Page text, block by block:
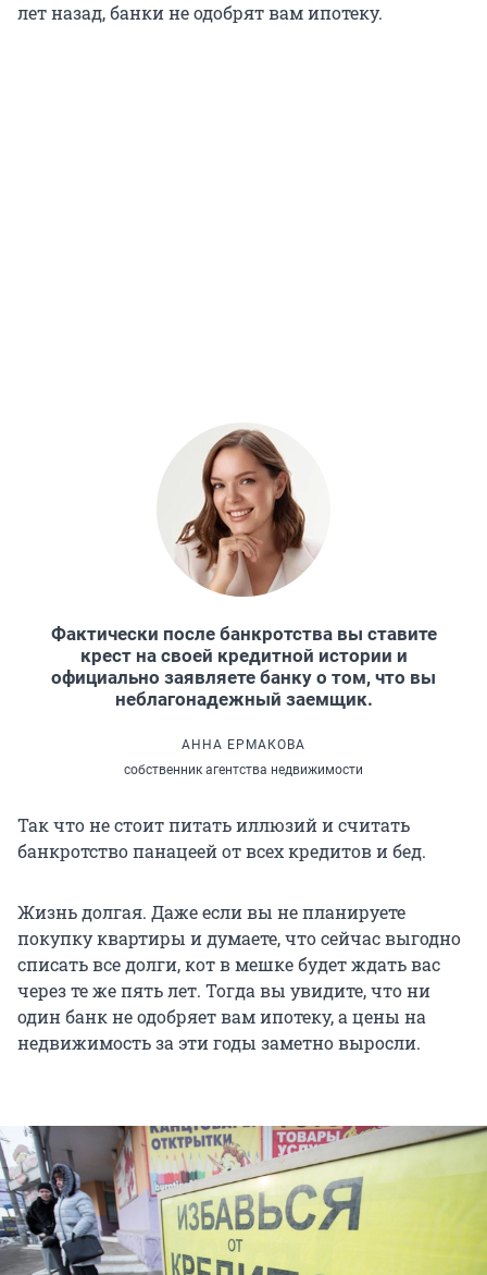
лет назад, банки не одобрят вам ипотеку.
Фактически после банкротства вы ставите
крест на своей кредитной истории и
официально заявляете банку о том, что вы
неблагонадежный заемщик.
АННА ЕРМАКОВА
собственник агентства недвижимости
Так что не стоит питать иллюзий и считать
банкротство панацеей от всех кредитов и бед.
Жизнь долгая. Даже если вы не планируете
покупку квартиры и думаете, что сейчас выгодно
списать все долги, кот в мешке будет ждать вас
через те же пять лет. Тогда вы увидите, что ни
один банк не одобряет вам ипотеку, а цены на
недвижимость за эти годы заметно выросли.